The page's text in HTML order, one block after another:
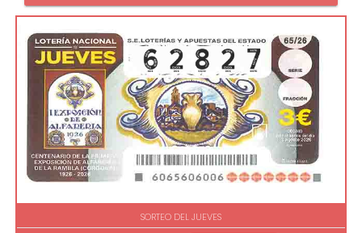
SORTEO DEL JUEVES